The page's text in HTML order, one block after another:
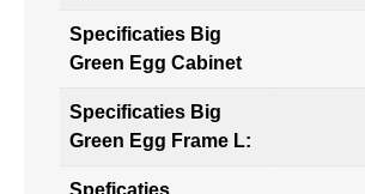
Specificaties Big
Green Egg Cabinet
Specificaties Big
Green Egg Frame L:
Speficaties